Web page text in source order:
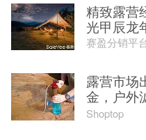
精致露营
光甲辰龙
赛盈分销平
露营市场
金，户外
Shoptop